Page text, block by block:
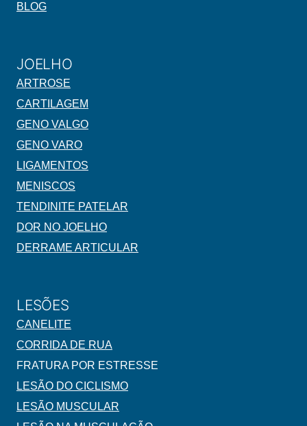
BLOG
JOELHO
ARTROSE
CARTILAGEM
GENO VALGO
GENO VARO
LIGAMENTOS
MENISCOS
TENDINITE PATELAR
DOR NO JOELHO
DERRAME ARTICULAR
LESÕES
CANELITE
CORRIDA DE RUA
FRATURA POR ESTRESSE
LESÃO DO CICLISMO
LESÃO MUSCULAR